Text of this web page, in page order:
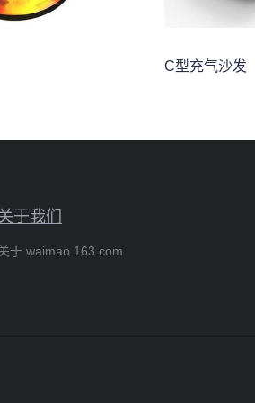
C型充气沙发
于我们
于 waimao.163.com